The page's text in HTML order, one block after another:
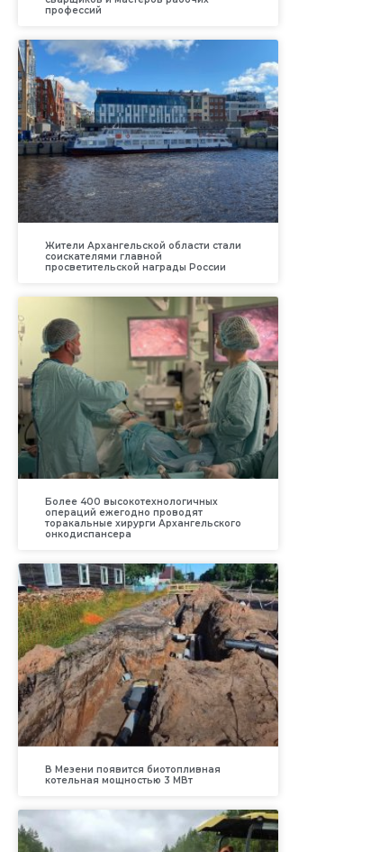
профессий
Жители Архангельской области стали
соискателями главной
просветительской награды России
Более 400 высокотехнологичных
операций ежегодно проводят
торакальные хирурги Архангельского
онкодиспансера
В Мезени появится биотопливная
котельная мощностью 3 МВт